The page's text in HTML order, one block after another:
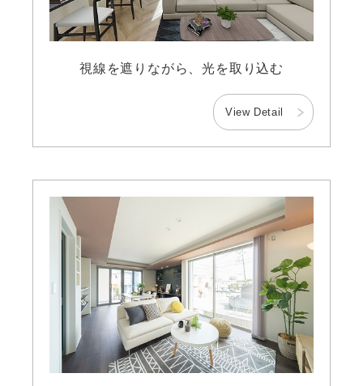
視線を遮りながら、光を取り込む
View Detail